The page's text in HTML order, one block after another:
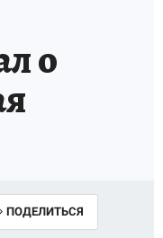
о
ПОДЕЛИТЬСЯ